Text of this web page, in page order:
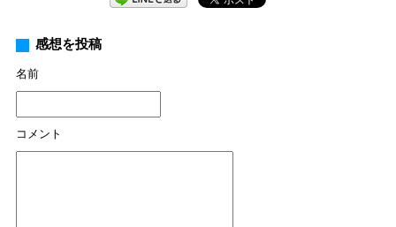
感想を投稿
名前
コメント